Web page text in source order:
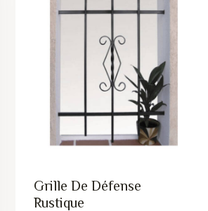
Grille De Défense
Rustique